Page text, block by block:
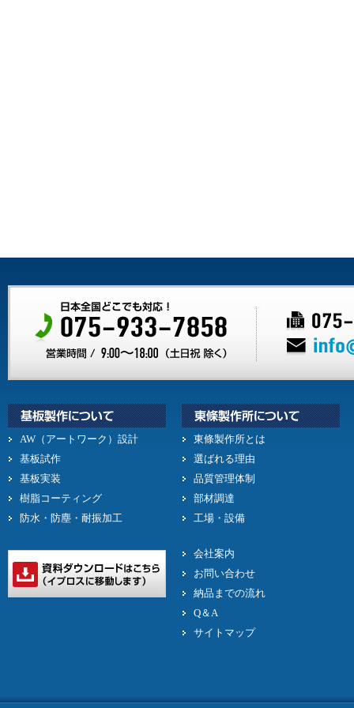
AW（アートワーク）設計
基板試作
基板実装
樹脂コーティング
防水・防塵・耐振加工
東條製作所とは
選ばれる理由
品質管理体制
部材調達
工場・設備
会社案内
お問い合わせ
納品までの流れ
Q＆A
サイトマップ